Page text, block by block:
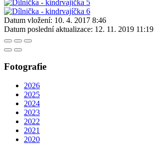
Datum vložení: 10. 4. 2017 8:46
Datum poslední aktualizace: 12. 11. 2019 11:19
Fotografie
2026
2025
2024
2023
2022
2021
2020